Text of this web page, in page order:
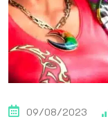
09/08/2023